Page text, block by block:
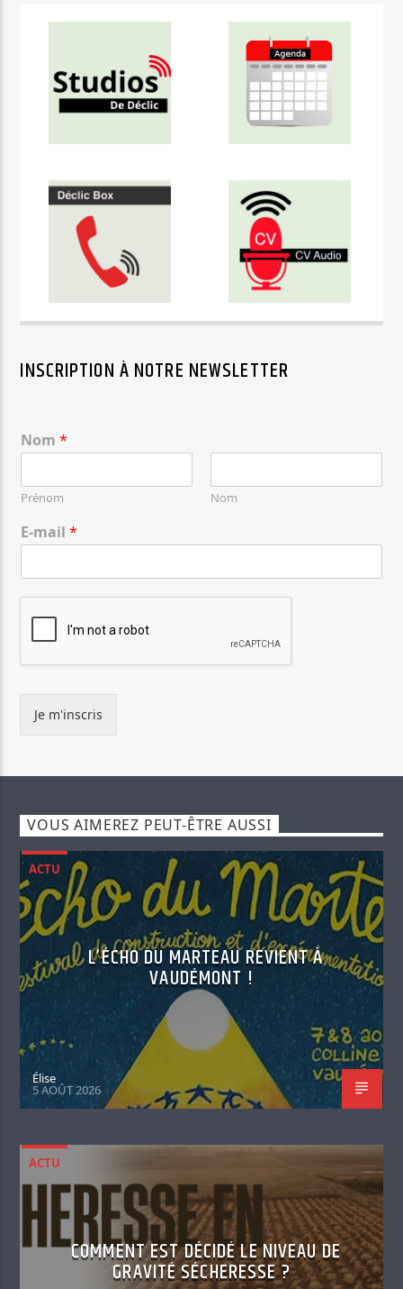
INSCRIPTION À NOTRE NEWSLETTER
Nom*
Prénom Nom
E-mail*
Je m'inscris
VOUS AIMEREZ PEUT-ÊTRE AUSSI
ACTU
L’ÉCHO DU MARTEAU REVIENT À
VAUDÉMONT !
Élise
5 AOÛT 2026
ACTU
COMMENT EST DÉCIDÉ LE NIVEAU DE
GRAVITÉ SÉCHERESSE ?